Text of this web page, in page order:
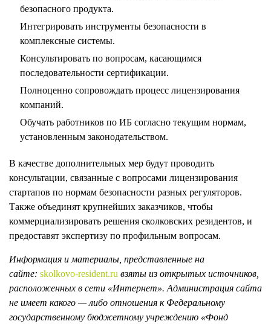
безопасного продукта.
Интегрировать инструменты безопасности в
комплексные системы.
Консультировать по вопросам, касающимся
последовательности сертификации.
Полноценно сопровождать процесс лицензирования
компаний.
Обучать работников по ИБ согласно текущим нормам,
установленным законодательством.
В качестве дополнительных мер будут проводить
консультации, связанные с вопросами лицензирования
стартапов по нормам безопасности разных регуляторов.
Также объединят крупнейших заказчиков, чтобы
коммерциализировать решения сколковских резидентов, и
предоставят экспертизу по профильным вопросам.
Информация и материалы, представленные на
сайте: skolkovo-resident.ru взяты из открытых источников,
расположенных в сети «Интернет». Администрация сайта
не имеет какого — либо отношения к Федеральному
государственному бюджетному учреждению «Фонд